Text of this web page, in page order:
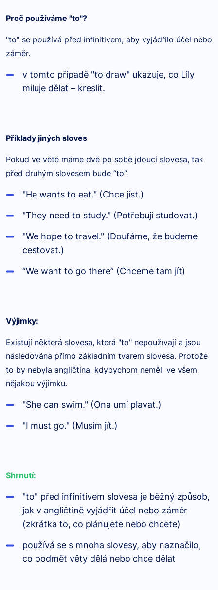
Proč používáme "to"?
"to" se používá před infinitivem, aby vyjádřilo účel nebo
záměr.
v tomto případě "to draw" ukazuje, co Lily
miluje dělat – kreslit.
Příklady jiných sloves
Pokud ve větě máme dvě po sobě jdoucí slovesa, tak
před druhým slovesem bude “to”.
"He wants to eat." (Chce jíst.)
"They need to study." (Potřebují studovat.)
"We hope to travel." (Doufáme, že budeme
cestovat.)
“We want to go there” (Chceme tam jít)
Výjimky:
Existují některá slovesa, která "to" nepoužívají a jsou
následována přímo základním tvarem slovesa. Protože
to by nebyla angličtina, kdybychom neměli ve všem
nějakou výjimku.
"She can swim." (Ona umí plavat.)
"I must go." (Musím jít.)
Shrnutí:
"to" před infinitivem slovesa je běžný způsob,
jak v angličtině vyjádřit účel nebo záměr
(zkrátka to, co plánujete nebo chcete)
používá se s mnoha slovesy, aby naznačilo,
co podmět věty dělá nebo chce dělat